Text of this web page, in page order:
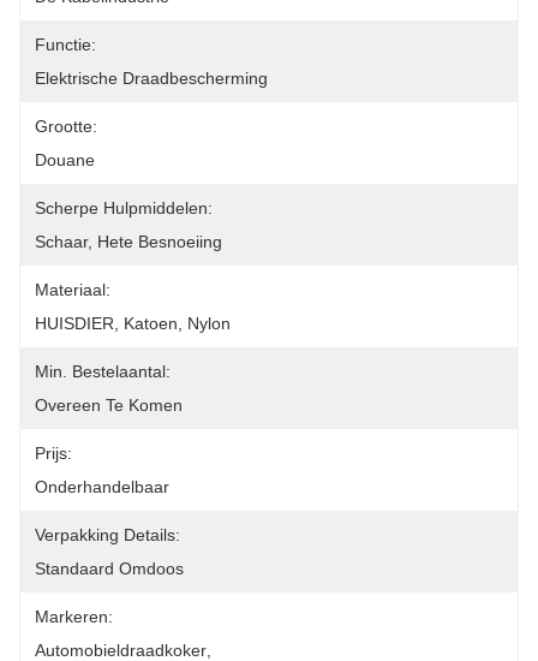
Functie:
Elektrische Draadbescherming
Grootte:
Douane
Scherpe Hulpmiddelen:
Schaar, Hete Besnoeiing
Materiaal:
HUISDIER, Katoen, Nylon
Min. Bestelaantal:
Overeen Te Komen
Prijs:
Onderhandelbaar
Verpakking Details:
Standaard Omdoos
Markeren:
Automobieldraadkoker